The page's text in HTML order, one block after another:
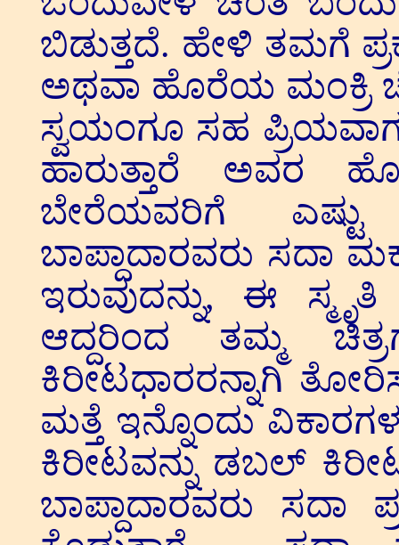
ಬಿಡುತ್ತದೆ. ಹೇಳಿ ತಮಗೆ
ಅಥವಾ ಹೊರೆಯ ಮಂಕ್ರಿ
ಸ್ವಯಂಗೂ ಸಹ
ಹಾರುತ್ತಾರೆ ಅವರ
ಬೇರೆಯವರಿಗೆ ಎಷ್ಟು
ಬಾಪ್ದಾದಾರವರು ಸದಾ
ಇರುವುದನ್ನು, ಈ ಸ್ಮೃತಿ
ಆದ್ದರಿಂದ ತಮ್ಮ
ಕಿರೀಟಧಾರರನ್ನಾಗಿ
ಮತ್ತೆ ಇನ್ನೊಂದು
ಕಿರೀಟವನ್ನು ಡಬಲ್
ಬಾಪ್ದಾದಾರವರು ಸದಾ